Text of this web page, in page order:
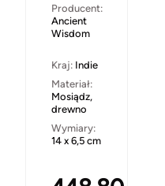
Producent:
Ancient
Wisdom
Kraj: Indie
Materiał:
Mosiądz,
drewno
Wymiary:
14 x 6,5 cm